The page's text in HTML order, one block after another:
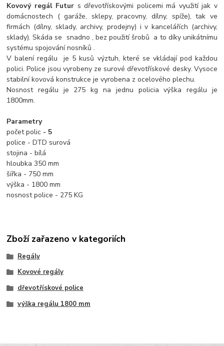
Kovový regál Futur s dřevotřískovými policemi má využití jak v
domácnostech ( garáže, sklepy, pracovny, dílny, spíže), tak ve
firmách (dílny, sklady, archivy, prodejny) i v kancelářích (archivy,
sklady). Skáda se snadno , bez použití šrobů a to díky unikátnímu
systému spojování nosníků .
V balení regálu je 5 kusů výztuh, které se vkládají pod každou
polici. Police jsou vyrobeny ze surové dřevotřískové desky. Vysoce
stabilní kovová konstrukce je vyrobena z ocelového plechu.
Nosnost regálu je 275 kg na jednu policia výška regálu je
1800mm.
Parametry
počet polic - 5
police - DTD surová
stojina - bílá
hloubka 350 mm
šířka - 750 mm
výška - 1800 mm
nosnost police - 275 KG
Zboží zařazeno v kategoriích
Regály
Kovové regály
dřevotřískové police
výška regálu 1800 mm